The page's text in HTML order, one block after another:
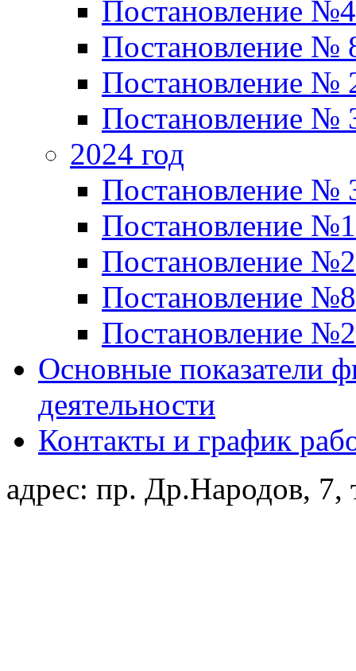
Постановление
Постановление №
Постановление №
Постановление №
2024 год
Постановление №
Постановление
Постановление
Постановление
Постановление
Основные показатели
деятельности
Контакты и график
адрес: пр. Др.Народов, 7,